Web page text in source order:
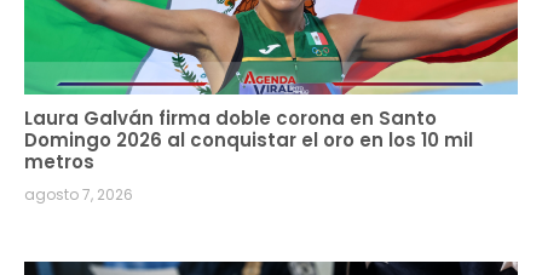
Laura Galván firma doble corona en Santo
Domingo 2026 al conquistar el oro en los 10 mil
metros
agosto 7, 2026